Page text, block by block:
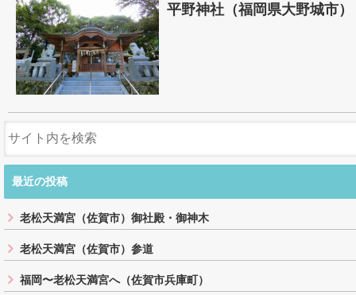
平野神社（福岡県大野城市）
最近の投稿
老松天満宮（佐賀市）御社殿・御神木
老松天満宮（佐賀市）参道
福岡〜老松天満宮へ（佐賀市兵庫町）